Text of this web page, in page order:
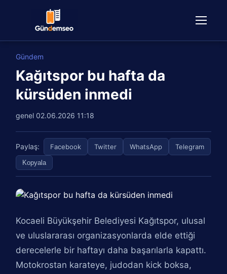
Gündem
Kağıtspor bu hafta da
kürsüden inmedi
genel 02.06.2026 11:18
Paylaş: Facebook Twitter WhatsApp Telegram
Kopyala
Kocaeli Büyükşehir Belediyesi Kağıtspor, ulusal
ve uluslararası organizasyonlarda elde ettiği
derecelerle bir haftayı daha başarılarla kapattı.
Motokrostan karateye, judodan kick boksa,